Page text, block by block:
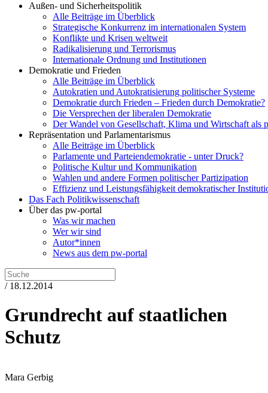
Außen- und Sicherheitspolitik
Alle Beiträge im Überblick
Strategische Konkurrenz im internationalen System
Konflikte und Krisen weltweit
Radikalisierung und Terrorismus
Internationale Ordnung und Institutionen
Demokratie und Frieden
Alle Beiträge im Überblick
Autokratien und Autokratisierung politischer Systeme
Demokratie durch Frieden – Frieden durch Demokratie?
Die Versprechen der liberalen Demokratie
Der Wandel von Gesellschaft, Klima und Wirtschaft als
Repräsentation und Parlamentarismus
Alle Beiträge im Überblick
Parlamente und Parteiendemokratie - unter Druck?
Politische Kultur und Kommunikation
Wahlen und andere Formen politischer Partizipation
Effizienz und Leistungsfähigkeit demokratischer
Das Fach Politikwissenschaft
Über das pw-portal
Was wir machen
Wer wir sind
Autor*innen
News aus dem pw-portal
/ 18.12.2014
Grundrecht auf staatlichen
Schutz
Mara Gerbig